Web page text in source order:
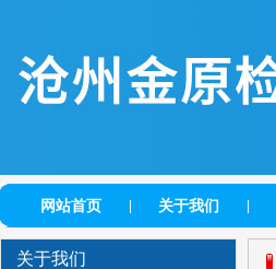
网站首页 关于我们
关于我们